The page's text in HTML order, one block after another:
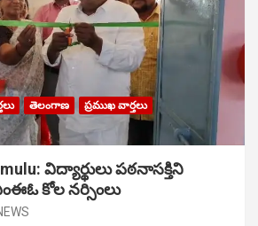
తెలంగాణ
ప్రముఖ వార్తలు
విద్యార్థులు పఠ‌నాసక్తిని
కోల నర్సింలు